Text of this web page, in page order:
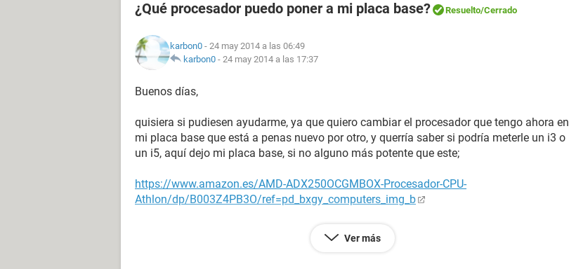
¿Qué procesador puedo poner a mi placa base? Resuelto/Cerrado
karbon0 - 24 may 2014 a las 06:49
karbon0 - 24 may 2014 a las 17:37
Buenos días,
quisiera si pudiesen ayudarme, ya que quiero cambiar el procesador que tengo ahora en
mi placa base que está a penas nuevo por otro, y querría saber si podría meterle un i3 o
un i5, aquí dejo mi placa base, si no alguno más potente que este;
https://www.amazon.es/AMD-ADX250OCGMBOX-Procesador-CPU-
Athlon/dp/B003Z4PB3O/ref=pd_bxgy_computers_img_b
Ver más